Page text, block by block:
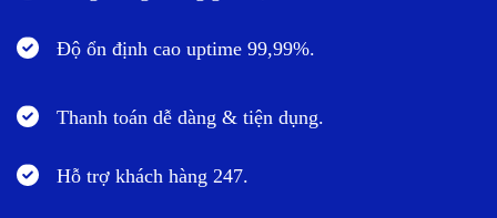
Độ ổn định cao uptime 99,99%.
Thanh toán dễ dàng & tiện dụng.
Hỗ trợ khách hàng 247.